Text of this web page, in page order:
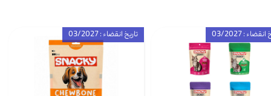
تاریخ انقضاء : 03/2027 : 03/2027